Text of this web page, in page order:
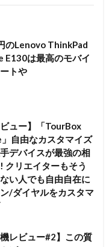
のLenovo ThinkPad
E130は最高のモバイ
トや
ビュー】「TourBox
自由なカスタマイズ
デバイスが最強の相
クリエイターもそう
い人でも自由自在に
/ダイヤルをカスタマ
機レビュー#2】この質